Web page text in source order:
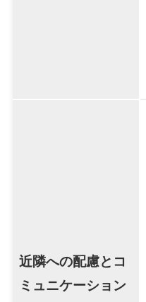
近隣への配慮とコ
ミュニケーション